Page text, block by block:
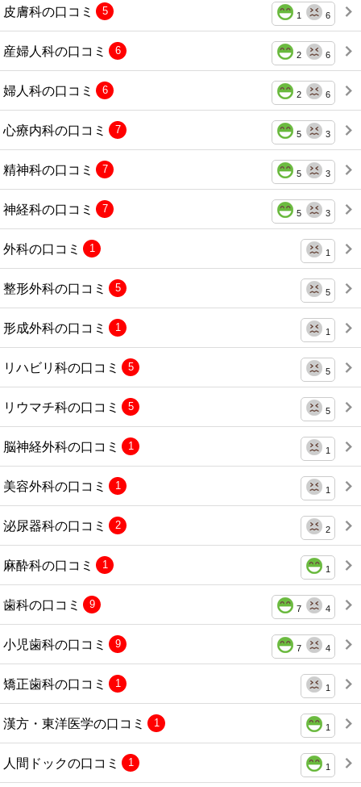
皮膚科の口コミ 1 6
5
産婦人科の口コミ 2 6
6
婦人科の口コミ 2 6
6
心療内科の口コミ 5 3
7
精神科の口コミ 5 3
7
神経科の口コミ 5 3
7
外科の口コミ 1
1
整形外科の口コミ 5
5
形成外科の口コミ 1
1
リハビリ科の口コミ 5
5
リウマチ科の口コミ 5
5
脳神経外科の口コミ 1
1
美容外科の口コミ 1
1
泌尿器科の口コミ 2
2
麻酔科の口コミ 1
1
歯科の口コミ 7 4
9
小児歯科の口コミ 7 4
9
矯正歯科の口コミ 1
1
漢方・東洋医学の口コミ 1
1
人間ドックの口コミ 1
1